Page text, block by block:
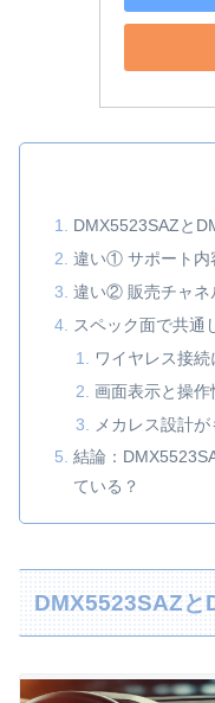
DMX5523SAZと
違い① サポート内
違い② 販売チャネ
スペック面で共通
ワイヤレス接
画面表示と操作
メカレス設計
結論：
ている？
DMX5523SAZと